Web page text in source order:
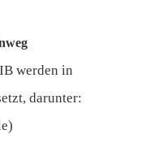
werden in
darunter: